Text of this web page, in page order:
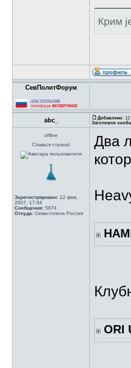
Крим
СевПолитФорум
abc_ Добавлено: 12
Заголовок
offline
Славься страна!
Зарегистрирован: 12 фев,
2007, 17:04
Сообщения: 5874
Откуда: Севастополь Россия
Два
ORI